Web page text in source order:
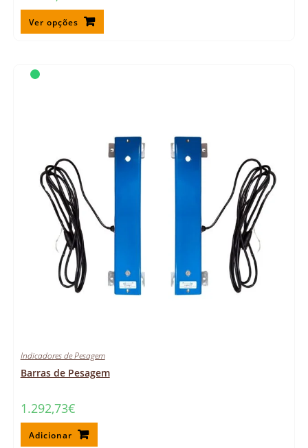
Ver opções
Indicadores de Pesagem
Barras de Pesagem
1.292,73€
Adicionar